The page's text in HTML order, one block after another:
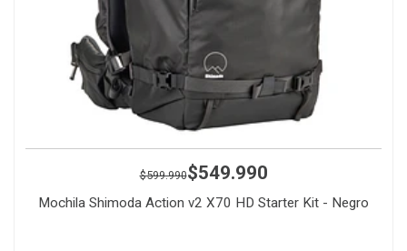
$599.990$549.990
Mochila Shimoda Action v2 X70 HD Starter Kit - Negro